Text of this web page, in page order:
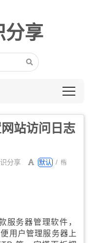
分享
站访问日志
分享 默认 / 楷
服务器管理软件，
用户管理服务器上